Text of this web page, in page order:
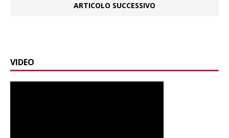
ARTICOLO SUCCESSIVO
VIDEO